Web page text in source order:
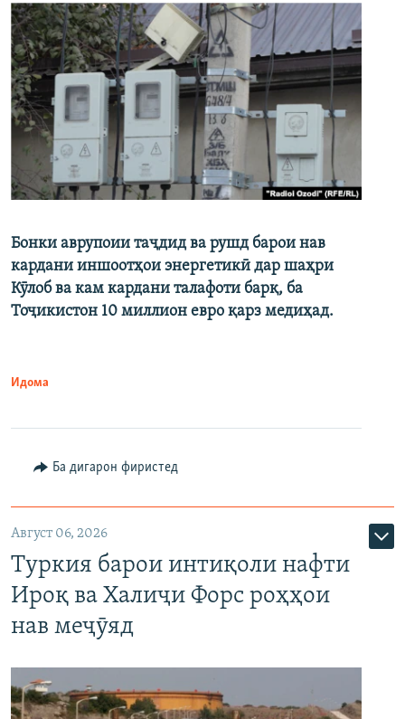
Бонки аврупоии таҷдид ва рушд барои нав
кардани иншоотҳои энергетикӣ дар шаҳри
Кӯлоб ва кам кардани талафоти барқ, ба
Тоҷикистон 10 миллион евро қарз медиҳад.
Идома
Ба дигарон фиристед
Август 06, 2026
Туркия барои интиқоли нафти
Ироқ ва Халиҷи Форс роҳҳои
нав меҷӯяд